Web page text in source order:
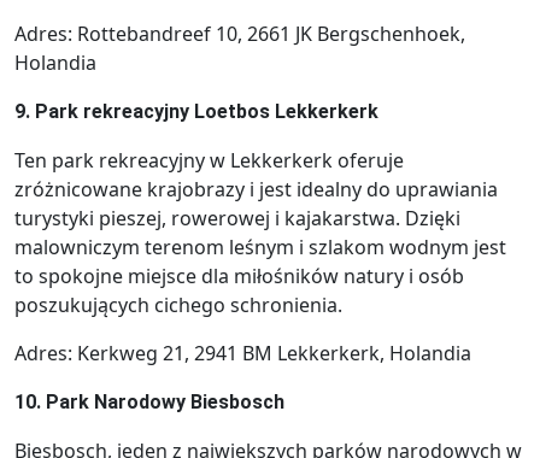
Adres: Rottebandreef 10, 2661 JK Bergschenhoek,
Holandia
9. Park rekreacyjny Loetbos Lekkerkerk
Ten park rekreacyjny w Lekkerkerk oferuje
zróżnicowane krajobrazy i jest idealny do uprawiania
turystyki pieszej, rowerowej i kajakarstwa. Dzięki
malowniczym terenom leśnym i szlakom wodnym jest
to spokojne miejsce dla miłośników natury i osób
poszukujących cichego schronienia.
Adres: Kerkweg 21, 2941 BM Lekkerkerk, Holandia
10. Park Narodowy Biesbosch
Biesbosch, jeden z największych parków narodowych w